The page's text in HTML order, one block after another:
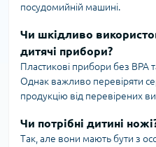
посудомийній машині.
Чи шкідливо
дитячі прибори?
Пластикові прибори без BPA
Однак важливо перевіряти
продукцію від перевірених
Чи потрібні дитині
Так, але вони мають бути з